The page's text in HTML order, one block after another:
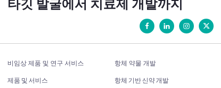
비임상 제품 및 연구 서비스
제품 및 서비스
항체 약물 개발
항체 기반 신약 개발